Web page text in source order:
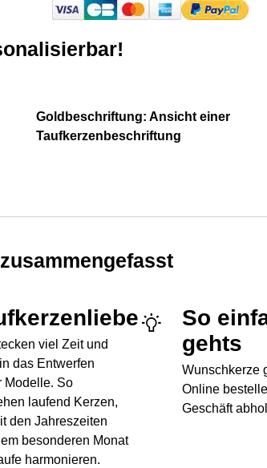
Goldbeschriftung: Ansicht einer
Taufkerzenbeschriftung
viel Zeit und
das Entwerfen
Modelle. So
laufend Kerzen,
den Jahreszeiten
besonderen Monat
harmonieren.
So
gehts
Wunschkerze
Online
Geschäft